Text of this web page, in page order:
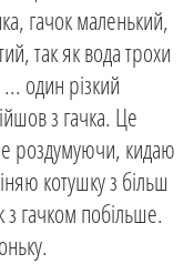
гачок маленький,
так як вода трохи
один різкий
з гачка. Це
роздумуючи, кидаю
котушку з більш
гачком побільше.